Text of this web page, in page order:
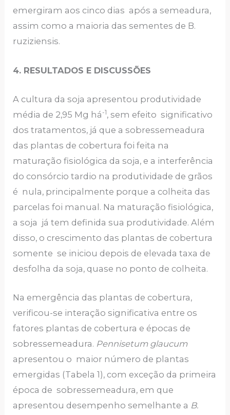
emergiram aos cinco dias após a semeadura,
assim como a maioria das sementes de B.
ruziziensis.
4. RESULTADOS E DISCUSSÕES
A cultura da soja apresentou produtividade
média de 2,95 Mg há-1, sem efeito significativo
dos tratamentos, já que a sobressemeadura
das plantas de cobertura foi feita na
maturação fisiológica da soja, e a interferência
do consórcio tardio na produtividade de grãos
é nula, principalmente porque a colheita das
parcelas foi manual. Na maturação fisiológica,
a soja já tem definida sua produtividade. Além
disso, o crescimento das plantas de cobertura
somente se iniciou depois de elevada taxa de
desfolha da soja, quase no ponto de colheita.
Na emergência das plantas de cobertura,
verificou-se interação significativa entre os
fatores plantas de cobertura e épocas de
sobressemeadura. Pennisetum glaucum
apresentou o maior número de plantas
emergidas (Tabela 1), com exceção da primeira
época de sobressemeadura, em que
apresentou desempenho semelhante a B.